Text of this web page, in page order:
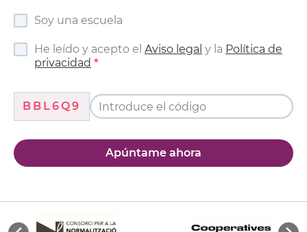
Soy una escuela
He leído y acepto el Aviso legal y la Política de
privacidad
BBL6Q9
Apúntame ahora